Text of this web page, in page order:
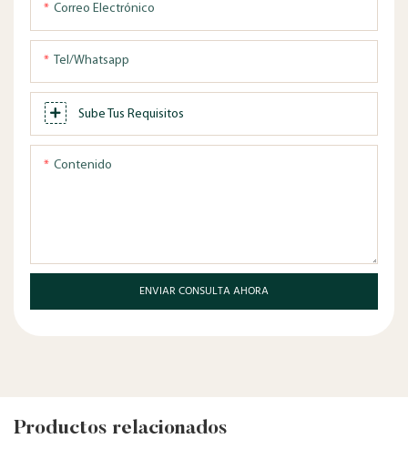
Correo Electrónico
Tel/whatsapp
Sube Tus Requisitos
Contenido
ENVIAR CONSULTA AHORA
Productos relacionados